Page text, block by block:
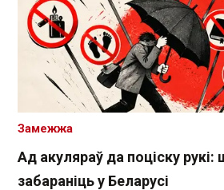
Ад акуляраў да поціску
забараніць у Беларусі
Замежжа